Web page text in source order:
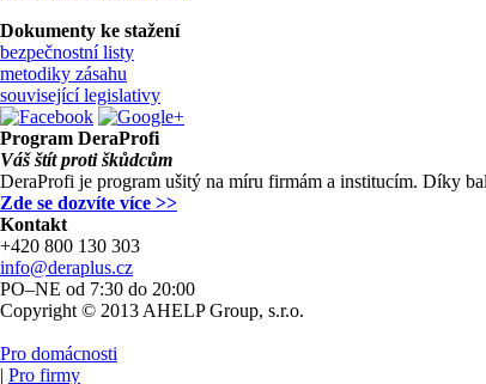
Dokumenty ke stažení
bezpečnostní listy
metodiky zásahu
související legislativy
Program DeraProfi
Váš štít proti škůdcům
DeraProfi je program ušitý na míru firmám a institucím. Díky
Zde se dozvíte více >>
Kontakt
+420 800 130 303
info@deraplus.cz
PO–NE od 7:30 do 20:00
Copyright © 2013 AHELP Group, s.r.o.
Pro domácnosti
| Pro firmy